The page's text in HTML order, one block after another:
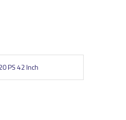
PS 42 Inch